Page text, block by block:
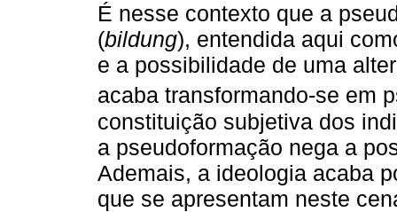
É nesse contexto que a
(bildung), entendida aqui
e a possibilidade de uma
acaba transformando-se em
constituição subjetiva dos
a pseudoformação nega a
Ademais, a ideologia acaba
que se apresentam neste